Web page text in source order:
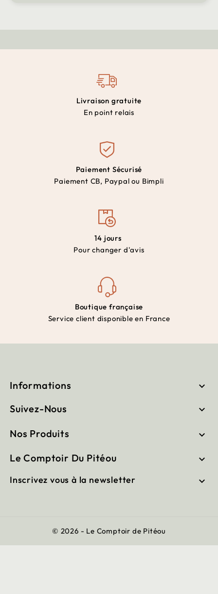
Livraison gratuite
En point relais
Paiement Sécurisé
Paiement CB, Paypal ou Bimpli
14 jours
Pour changer d'avis
Boutique française
Service client disponible en France
Informations 
Suivez-Nous 
Nos Produits 
Le Comptoir Du Pitéou 
Inscrivez vous à la newsletter 
© 2026 - Le Comptoir de Pitéou